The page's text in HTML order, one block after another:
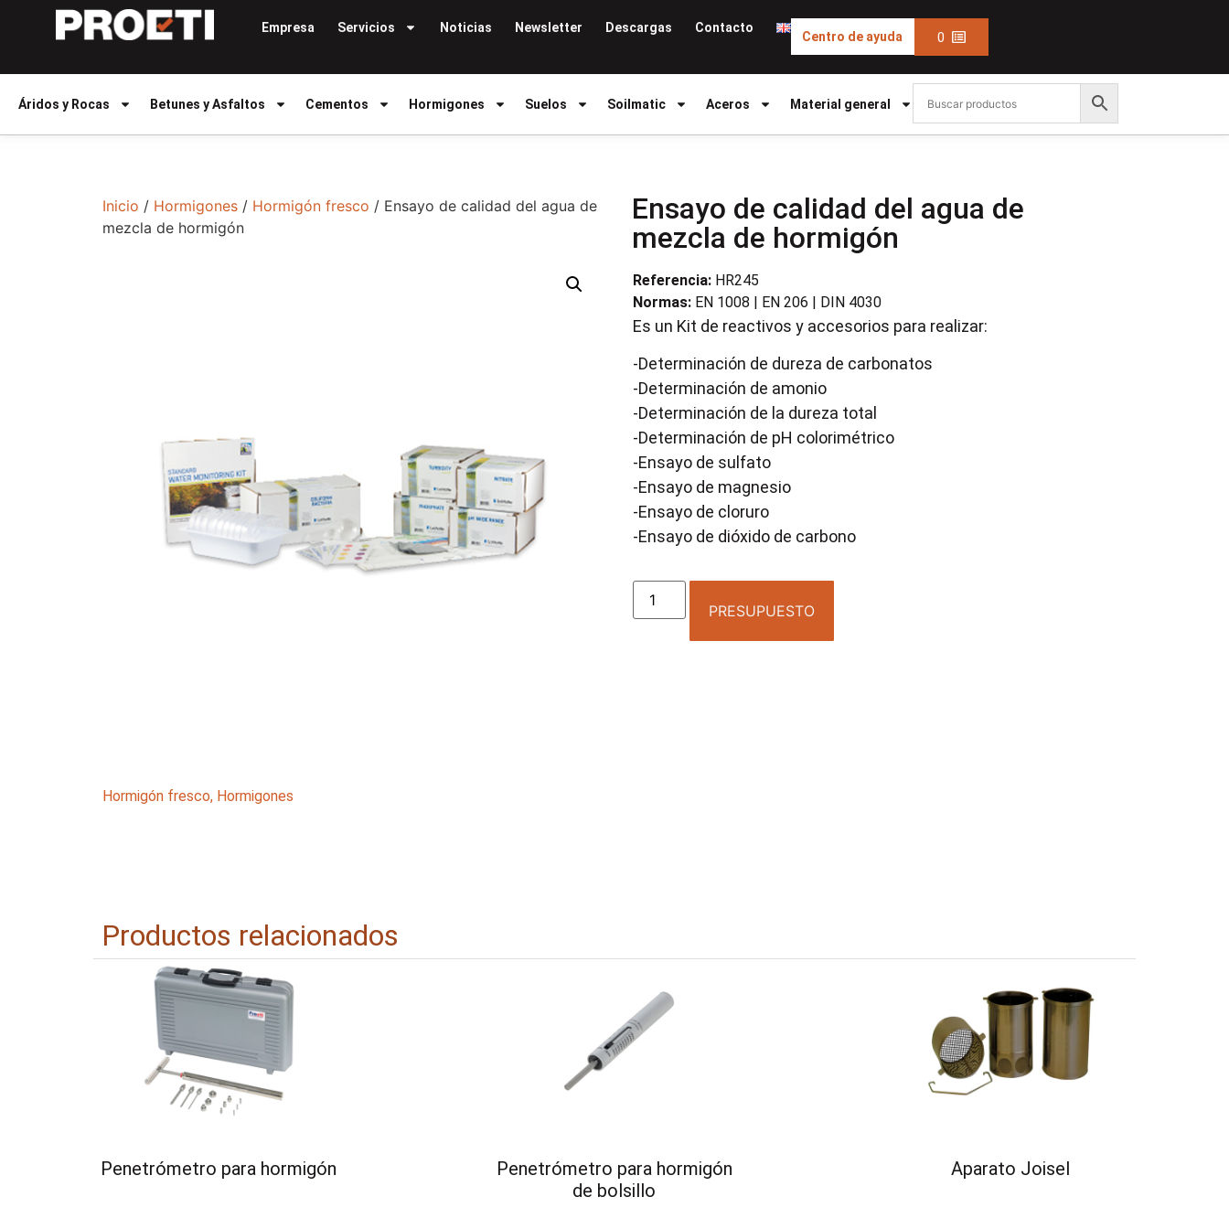
Empresa Servicios Noticias Newsletter Descargas Contacto
Centro de ayuda 0
Áridos y Rocas Betunes y Asfaltos Cementos Hormigones Suelos Soilmatic Aceros Material general
Inicio / Hormigones / Hormigón fresco / Ensayo de calidad del agua de
mezcla de hormigón
Hormigón fresco, Hormigones
Ensayo de calidad del agua de
mezcla de hormigón
Referencia: HR245
Normas: EN 1008 | EN 206 | DIN 4030
Es un Kit de reactivos y accesorios para realizar:
-Determinación de dureza de carbonatos
-Determinación de amonio
-Determinación de la dureza total
-Determinación de pH colorimétrico
-Ensayo de sulfato
-Ensayo de magnesio
-Ensayo de cloruro
-Ensayo de dióxido de carbono
PRESUPUESTO
Productos relacionados
Penetrómetro para hormigón
Penetrómetro para hormigón
de bolsillo
Aparato Joisel